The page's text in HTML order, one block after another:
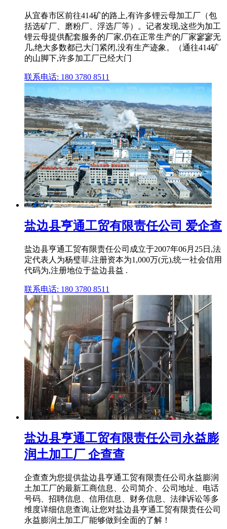
从宜春市区前往414矿的路上,有许多锂云母加工厂（包
括选矿厂、磨粉厂、浮选厂等）。记者发现,这些为加工
锂云母提供配套服务的厂家,仍在正常生产的厂家寥寥无
几,绝大多数都已大门紧闭,没有生产迹象。（通往414矿
的山脚下,许多加工厂已经大门
联系电话: 180 3780 8511
盐边县亨通工贸有限责任公司 爱企查
盐边县亨通工贸有限责任公司成立于2007年06月25日,法
定代表人为杨璧菲,注册资本为1,000万(元),统一社会信用
代码为,注册地位于盐边县益 .
联系电话: 180 3780 8511
盐边县亨通工贸有限责任公司永益膨
润土加工厂 企查查
企查查为您提供盐边县亨通工贸有限责任公司永益膨润
土加工厂的最新工商信息、公司简介、公司地址、电话
号码、招聘信息、信用信息、财务信息、法律诉讼等多
维度详细信息查询,让您对盐边县亨通工贸有限责任公司
永益膨润土加工厂能够做到全面的了解！